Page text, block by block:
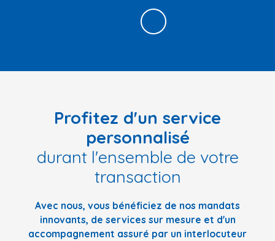
Profitez d'un service
personnalisé
durant l'ensemble de votre
transaction
Avec nous, vous bénéficiez de nos mandats
innovants, de services sur mesure et d'un
accompagnement assuré par un interlocuteur